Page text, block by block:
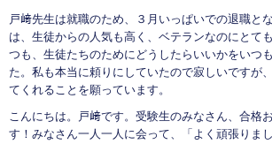
戸﨑先生は就職のため、３月いっぱいでの退職と
は、生徒からの人気も高く、ベテランなのにとて
つも、生徒たちのためにどうしたらいいかをいつ
た。私も本当に頼りにしていたので寂しいですが
てくれることを願っています。
こんにちは。戸﨑です。受験生のみなさん、合格
す！みなさん一人一人に会って、「よく頑張りま